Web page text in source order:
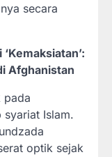
secara
Afghanistan
pada
syariat Islam.
optik sejak